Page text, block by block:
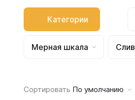
Категории
Мерная шкала Слив
Сортировать По умолчанию